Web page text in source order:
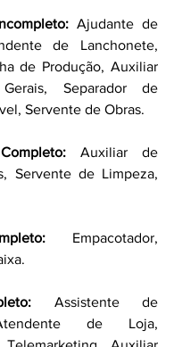
Ajudante de
de Lanchonete,
de Produção, Auxiliar
Separador de
Servente de Obras.
Auxiliar de
Servente de Limpeza,
Empacotador,
Assistente de
de Loja,